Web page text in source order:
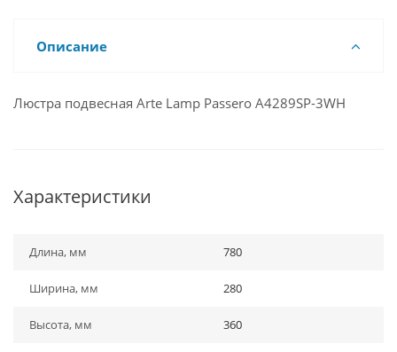
Описание
Люстра подвесная Arte Lamp Passero A4289SP-3WH
Характеристики
Длина, мм 780
Ширина, мм 280
Высота, мм 360